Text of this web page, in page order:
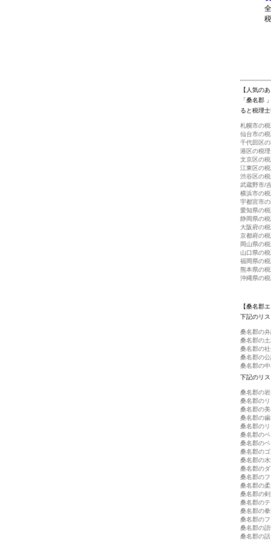
【人気の
「桑名郡
ると税理
札幌市の
仙台市の
千代田区
港区の税
文京区の
江東区の
渋谷区の
武蔵野市/
横浜市の
宇都宮市
愛知県の
静岡県の
大阪府の
京都府の
岡山県の
山口県の
福岡県の
熊本県の
沖縄県の
【桑名郡
下記のリ
桑名郡の
桑名郡の
桑名郡の
桑名郡の
桑名郡の
下記のリ
桑名郡の
桑名郡の
桑名郡の
桑名郡の
桑名郡の
桑名郡の
桑名郡の
桑名郡の
桑名郡の
桑名郡の
桑名郡の
桑名郡の
桑名郡の
桑名郡の
桑名郡の
桑名郡の
桑名郡の
桑名郡の